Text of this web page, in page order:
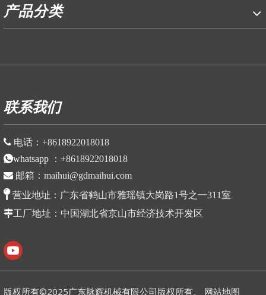
产品分类
联系我们
 电话： +8618922018018
whatsapp
： +8618922018018
 邮箱： maihui@gdmaihui.com
 营业地址： 广东省鹤山市雅瑶镇大岗路1号之一311室
工厂地址 ：中国湖北省京山市经济技术开发区
版权所有©2025广东脉辉机械有限公司版权所有。 网站地图